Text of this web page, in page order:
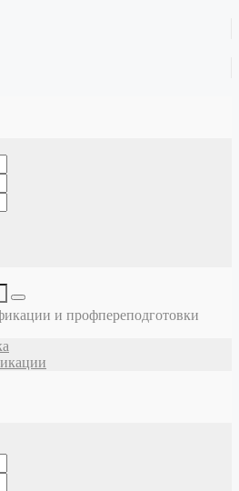
и профпереподготовки